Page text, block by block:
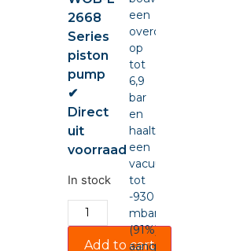
2668
Series
piston
pump
✔
Direct
uit
voorraad
In stock
Add to cart
een
overdruk
op
tot
6,9
bar
en
haalt
een
vacuüm
tot
-930
mbar
(91%),
aangedreven